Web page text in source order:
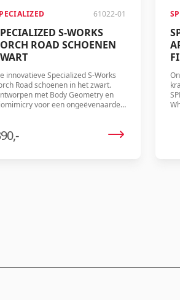
61022-01
S-WORKS
ROAD SCHOENEN
innovatieve Specialized S-Works
Road schoenen in het zwart.
met Body Geometry en
voor een ongeëvenaarde
en verbeterde
krachtoverbrenging zijn deze